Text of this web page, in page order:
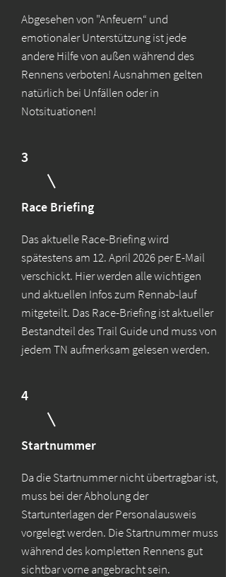
Abgesehen von "Anfeuern“ und
emotionaler Unterstützung ist jede
andere Hilfe von außen während des
Rennens verboten! Ausnahmen gelten
natürlich bei Unfällen oder in
Notsituationen!
3
Race Briefing
Das aktuelle Race-Briefing wird
spätestens am 12. April 2026 per E-Mail
verschickt. Hier werden alle wichtigen
und aktuellen Infos zum Rennab-lauf
mitgeteilt. Das Race-Briefing ist aktueller
Bestandteil des Trail Guide und muss von
jedem TN aufmerksam gelesen werden.
4
Startnummer
Da die Startnummer nicht übertragbar ist,
muss bei der Abholung der
Startunterlagen der Personalausweis
vorgelegt werden. Die Startnummer muss
während des kompletten Rennens gut
sichtbar vorne angebracht sein.